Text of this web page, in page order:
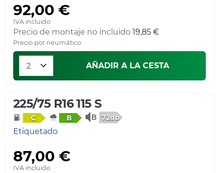
92,00 €
IVA incluido
Precio de montaje no incluido 19,85 €
Precio por neumático
AÑADIR A LA CESTA
225/75 R16 115 S
C B 72db
Etiquetado
87,00 €
IVA incluido